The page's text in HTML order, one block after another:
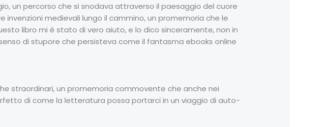
un percorso che si snodava attraverso il paesaggio del cuore
medievali lungo il cammino, un promemoria che le
libro mi è stato di vero aiuto, e lo dico sinceramente, non in
di stupore che persisteva come il fantasma ebooks online
straordinari, un promemoria commovente che anche nei
di come la letteratura possa portarci in un viaggio di auto-